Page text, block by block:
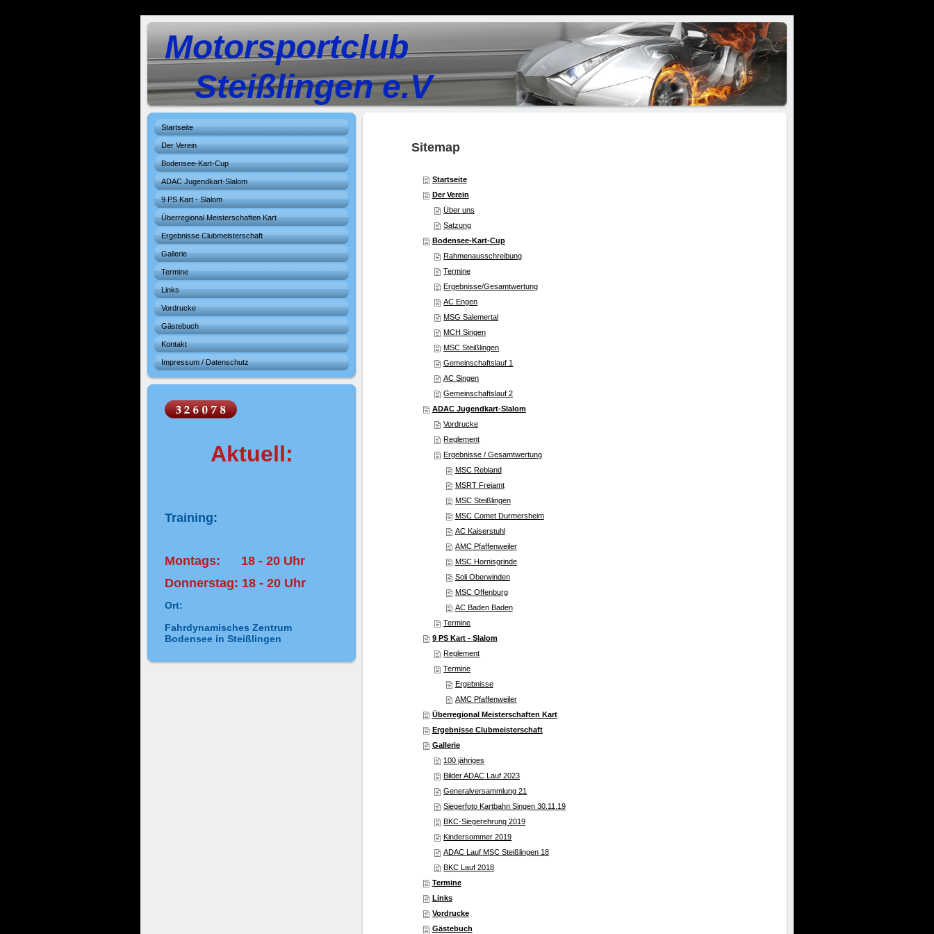
Motorsportclub
Steißlingen e.V
Startseite
Der Verein
Bodensee-Kart-Cup
ADAC Jugendkart-Slalom
9 PS Kart - Slalom
Überregional Meisterschaften Kart
Ergebnisse Clubmeisterschaft
Gallerie
Termine
Links
Vordrucke
Gästebuch
Kontakt
Impressum / Datenschutz
Aktuell:
Training:
Montags: 18 - 20 Uhr
Donnerstag: 18 - 20 Uhr
Ort:
Fahrdynamisches Zentrum
Bodensee in Steißlingen
Sitemap
Startseite
Der Verein
Über uns
Satzung
Bodensee-Kart-Cup
Rahmenausschreibung
Termine
Ergebnisse/Gesamtwertung
AC Engen
MSG Salemertal
MCH Singen
MSC Steißlingen
Gemeinschaftslauf 1
AC Singen
Gemeinschaftslauf 2
ADAC Jugendkart-Slalom
Vordrucke
Reglement
Ergebnisse / Gesamtwertung
MSC Rebland
MSRT Freiamt
MSC Steißlingen
MSC Comet Durmersheim
AC Kaiserstuhl
AMC Pfaffenweiler
MSC Hornisgrinde
Soli Oberwinden
MSC Offenburg
AC Baden Baden
Termine
9 PS Kart - Slalom
Reglement
Termine
Ergebnisse
AMC Pfaffenweiler
Überregional Meisterschaften Kart
Ergebnisse Clubmeisterschaft
Gallerie
100 jähriges
Bilder ADAC Lauf 2023
Generalversammlung 21
Siegerfoto Kartbahn Singen 30.11.19
BKC-Siegerehrung 2019
Kindersommer 2019
ADAC Lauf MSC Steißlingen 18
BKC Lauf 2018
Termine
Links
Vordrucke
Gästebuch